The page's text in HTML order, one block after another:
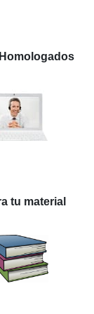
tu material